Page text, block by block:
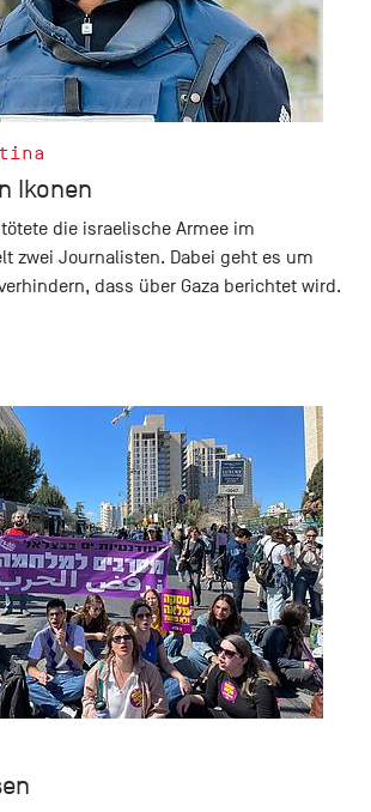
Ikonen
die israelische Armee im
zwei Journalisten. Dabei geht es um
dass über Gaza berichtet wird.